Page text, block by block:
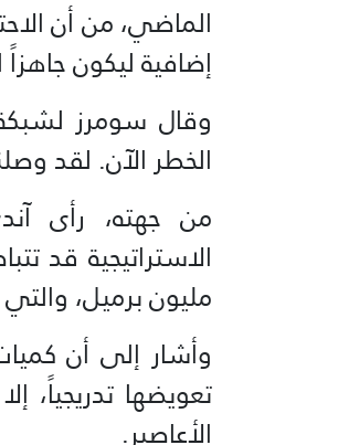
إضافية ليكون
وقال سومرز
الخطر الآن. لقد
من جهته، رأى
مليون برميل،
وأشار إلى أن
تعويضها
الأعاصير.